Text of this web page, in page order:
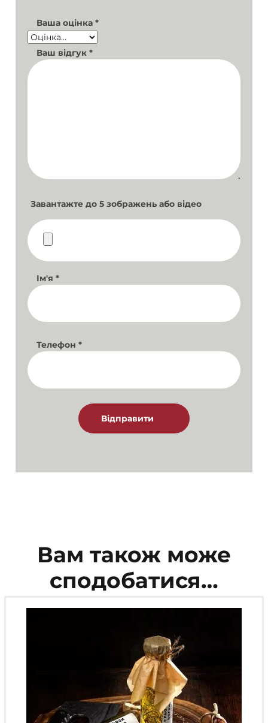
Ваша оцінка *
Ваш відгук *
Завантажте до 5 зображень або відео
Ім'я *
Телефон *
Вам також може
сподобатися…